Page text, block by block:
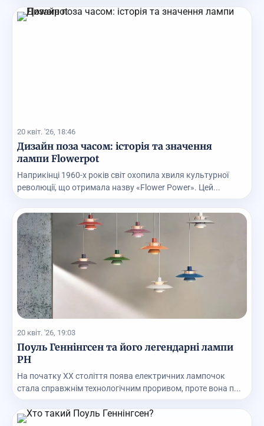
20 квіт. '26, 18:46
Дизайн поза часом: історія та значення
лампи Flowerpot
Наприкінці 1960-х років світ охопила хвиля культурної
революції, що отримала назву «Flower Power». Цей...
20 квіт. '26, 19:03
Поуль Геннінгсен та його легендарні лампи
PH
На початку XX століття поява електричних лампочок
стала справжнім технологічним проривом, проте вона п...